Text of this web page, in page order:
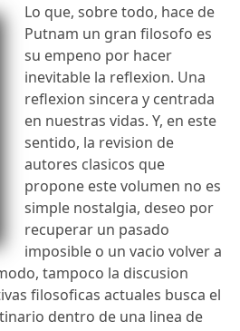
Lo que, sobre todo, hace de
Putnam un gran filosofo es
su empeno por hacer
inevitable la reflexion. Una
reflexion sincera y centrada
en nuestras vidas. Y, en este
sentido, la revision de
autores clasicos que
propone este volumen no es
simple nostalgia, deseo por
recuperar un pasado
imposible o un vacio volver a
tampoco la discusion
filosoficas actuales busca el
dentro de una linea de